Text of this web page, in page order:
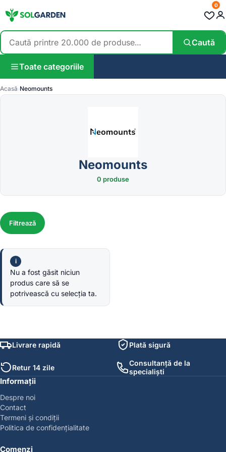
Caută
0
Toate categoriile
Acasă Neomounts
Neomounts
0 produse
Filtrează
Nu a fost găsit niciun
produs care să se
potrivească cu selecția ta.
Livrare rapidă Plată sigură
Retur 14 zile
Consultanță de la
specialiști
Informații
Despre noi
Contact
Termeni și condiții
Politica de confidențialitate
Comenzi